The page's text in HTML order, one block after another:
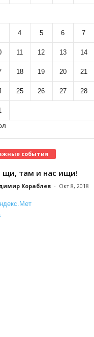
4 5 6 7
11 12 13 14
18 19 20 21
25 26 27 28
события
щи, там и нас ищи!
Кораблев - Окт 8, 2018